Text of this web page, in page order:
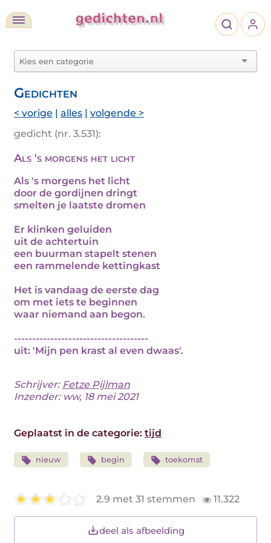
Gedichten
< vorige | alles | volgende >
gedicht (nr. 3.531):
Als 's morgens het licht
Als 's morgens het licht
door de gordijnen dringt
smelten je laatste dromen
Er klinken geluiden
uit de achtertuin
een buurman stapelt stenen
een rammelende kettingkast
Het is vandaag de eerste dag
om met iets te beginnen
waar niemand aan begon.
-------------------------------------
uit: 'Mijn pen krast al even dwaas'.
Schrijver: Fetze Pijlman
Inzender: ww, 18 mei 2021
Geplaatst in de categorie: tijd
nieuw begin toekomst
2.9 met 31 stemmen 11.322
deel als afbeelding